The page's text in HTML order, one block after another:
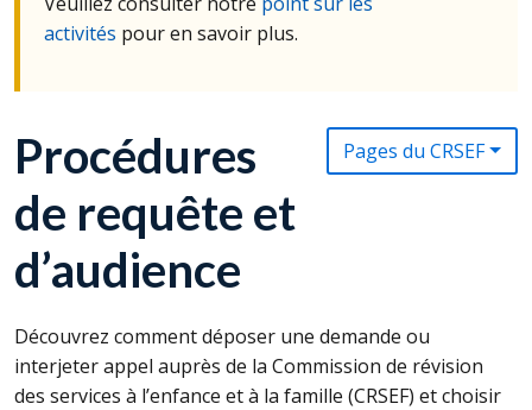
activités pour en savoir plus.
Procédures
de requête et
d’audience
Pages du CRSEF
Découvrez comment déposer une demande ou
interjeter appel auprès de la Commission de révision
des services à l’enfance et à la famille (CRSEF) et choisir